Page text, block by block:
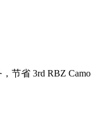
节省 3rd RBZ Camo